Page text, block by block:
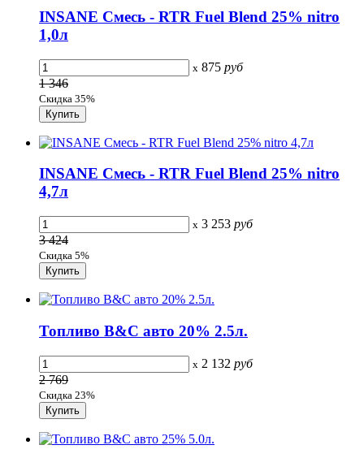
INSANE Смесь - RTR Fuel Blend 25% nitro
1,0л
x 875 руб
1 346
Скидка 35%
INSANE Смесь - RTR Fuel Blend 25% nitro
4,7л
x 3 253 руб
3 424
Скидка 5%
Топливо B&C авто 20% 2.5л.
x 2 132 руб
2 769
Скидка 23%